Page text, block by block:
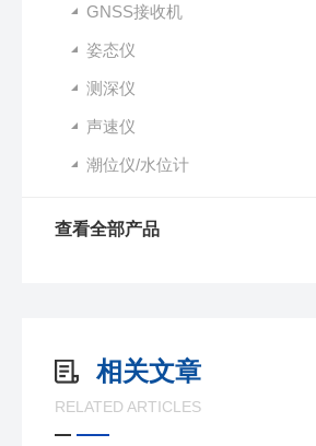
GNSS接收机
姿态仪
测深仪
声速仪
潮位仪/水位计
查看全部产品
相关文章
RELATED ARTICLES